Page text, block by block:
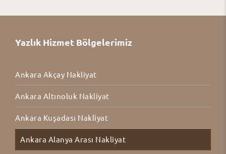
Yazlık Hizmet Bölgelerimiz
Ankara Akçay Nakliyat
Ankara Altınoluk Nakliyat
Ankara Kuşadası Nakliyat
Ankara Alanya Arası Nakliyat